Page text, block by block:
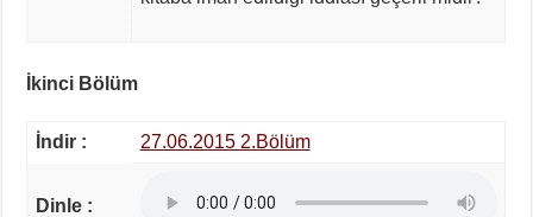
İkinci Bölüm
İndir : 27.06.2015 2.Bölüm
Dinle :